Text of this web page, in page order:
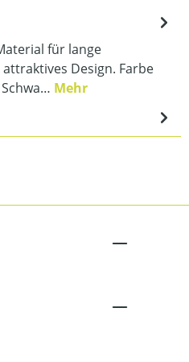
für lange
Design. Farbe
Mehr